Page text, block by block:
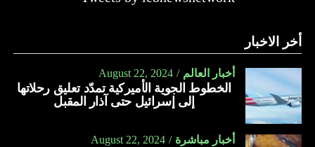
أخر الاخبار
أخبار العالم August 22, 2024
الخطوط الجوية الأميركية تمدّد تعليق رحلاتها
إلى إسرائيل حتى آذار المقبل
أخبار مباشرة August 22, 2024